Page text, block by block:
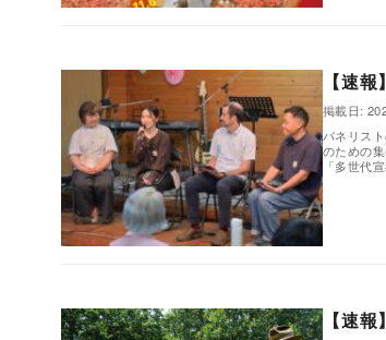
,
【速
掲載日:
パネリス
のための
「多世代
【速